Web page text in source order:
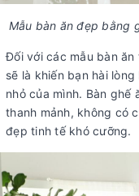
Mẫu bàn ăn đẹp bằng
Đối với các mẫu bàn ăn
sẽ là khiến bạn hài
nhỏ của mình. Bàn ghế
thanh mảnh, không có
đẹp tinh tế khó cưỡng.